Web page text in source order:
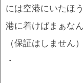
には空港にいたほ
港に着けばまぁな
（保証はしません）
・